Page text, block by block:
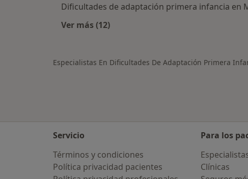
Dificultades de adaptación primera infancia en
Ver más (12)
Especialistas En Dificultades De Adaptación Primera
Servicio
Términos y condiciones
Política privacidad pacientes
Para los
Clínicas